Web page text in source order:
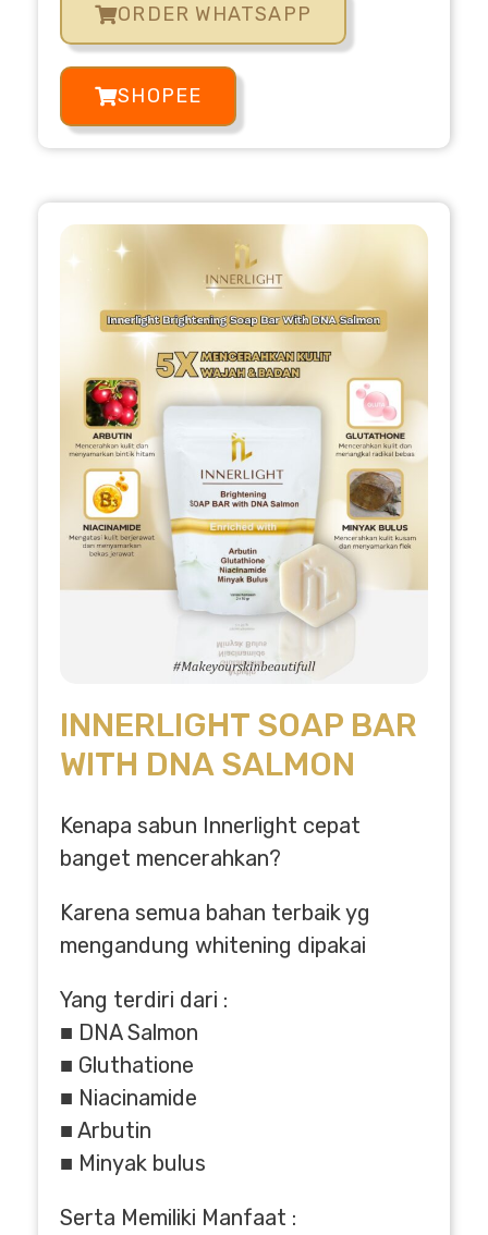
ORDER WHATSAPP
SHOPEE
INNERLIGHT SOAP BAR
WITH DNA SALMON
Kenapa sabun Innerlight cepat
banget mencerahkan?
Karena semua bahan terbaik yg
mengandung whitening dipakai
Yang terdiri dari :
■ DNA Salmon
■ Gluthatione
■ Niacinamide
■ Arbutin
■ Minyak bulus
Serta Memiliki Manfaat :